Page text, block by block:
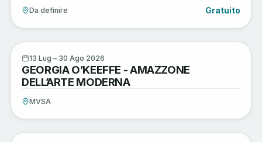
Da definire Gratuito
Arte e Cultura
13 Lug – 30 Ago 2026
GEORGIA O’KEEFFE - AMAZZONE
DELL’ARTE MODERNA
MVSA